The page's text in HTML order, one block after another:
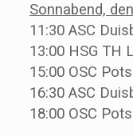
Sonnabend,
11:30 ASC
13:00 HSG TH
15:00 OSC
16:30 ASC
18:00 OSC